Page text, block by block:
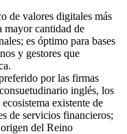
de valores digitales más
mayor cantidad de
es óptimo para bases
y gestores que
por las firmas
inglés, los
existente de
de servicios financieros;
del Reino